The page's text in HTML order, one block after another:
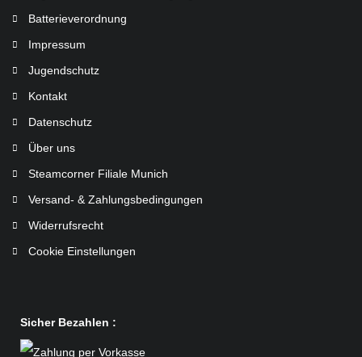
Batterieverordnung
Impressum
Jugendschutz
Kontakt
Datenschutz
Über uns
Steamcorner Filiale Munich
Versand- & Zahlungsbedingungen
Widerrufsrecht
Cookie Einstellungen
Sicher Bezahlen :